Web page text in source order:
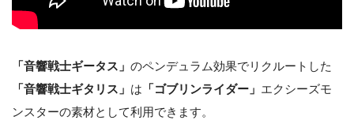
「音響戦士ギータス」 のペンデュラム効果でリクルートした
「音響戦士ギタリス」 は 「ゴブリンライダー」 エクシーズモ
ンスターの素材として利用できます。